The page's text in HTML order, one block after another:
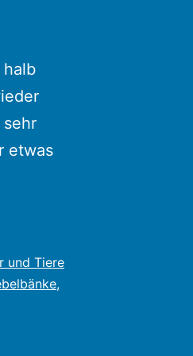
etwas
und Tiere
,